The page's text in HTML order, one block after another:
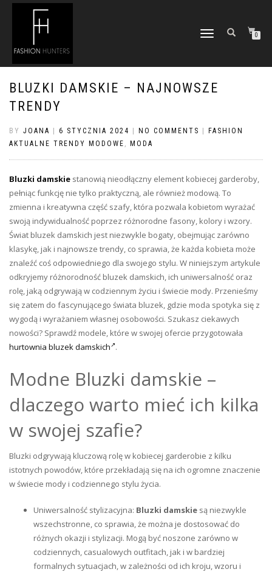
TOGGLE
0
BLUZKI DAMSKIE – NAJNOWSZE
TRENDY
BY JOANA 6 STYCZNIA 2024 NO COMMENTS
FASHION
AKTUALNE TRENDY MODOWE , MODA
Bluzki damskie stanowią nieodłączny element kobiecej garderoby,
pełniąc funkcję nie tylko praktyczną, ale również modową. To
zmienna i kreatywna część szafy, która pozwala kobietom wyrażać
swoją indywidualność poprzez różnorodne fasony, kolory i wzory.
Świat bluzek damskich jest niezwykle bogaty, obejmując zarówno
klasykę, jak i najnowsze trendy, co sprawia, że każda kobieta może
znaleźć coś odpowiedniego dla swojego stylu. W niniejszym artykule
odkryjemy różnorodność bluzek damskich, ich uniwersalność oraz
rolę, jaką odgrywają w codziennym życiu i świecie mody. Przenieśmy
się zatem do fascynującego świata bluzek, gdzie moda spotyka się z
wygodą i wyrażaniem własnej osobowości. Szukasz ciekawych
nowości? Sprawdź modele, które w swojej ofercie przygotowała
hurtownia bluzek damskich .
Modne Bluzki damskie –
dlaczego warto mieć ich kilka
w swojej szafie?
Bluzki odgrywają kluczową rolę w kobiecej garderobie z kilku
istotnych powodów, które przekładają się na ich ogromne znaczenie
w świecie mody i codziennego stylu życia.
Uniwersalność stylizacyjna: Bluzki damskie są niezwykle
wszechstronne, co sprawia, że można je dostosować do
różnych okazji i stylizacji. Mogą być noszone zarówno w
codziennych, casualowych outfitach, jak i w bardziej
formalnych sytuacjach, w zależności od ich kroju, wzoru i